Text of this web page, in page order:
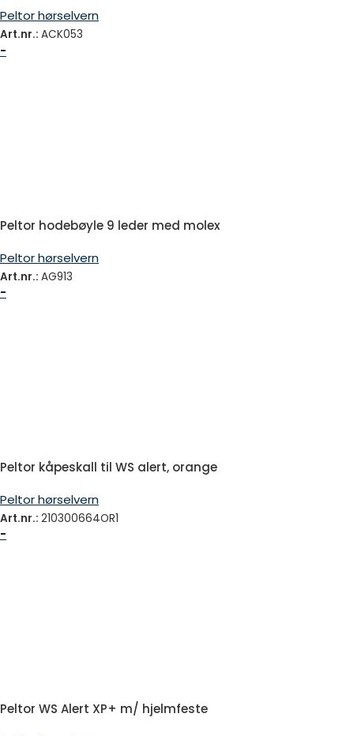
Peltor hørselvern
Art.nr.: ACK053
-
Peltor hodebøyle 9 leder med molex
Peltor hørselvern
Art.nr.: AG913
-
Peltor kåpeskall til WS alert, orange
Peltor hørselvern
Art.nr.: 210300664OR1
-
Peltor WS Alert XP+ m/ hjelmfeste